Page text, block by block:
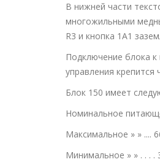
В нижней части
многожильными
R3 и кнопка 1А1
Подключение блока
управления
Блок 150 имеет
Номинальное
Максимальное » » ....
Минимальное » » . . . .